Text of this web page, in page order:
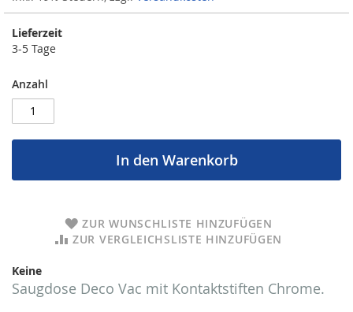
Lieferzeit
3-5 Tage
Anzahl
In den Warenkorb
ZUR WUNSCHLISTE HINZUFÜGEN
ZUR VERGLEICHSLISTE HINZUFÜGEN
Keine
Saugdose Deco Vac mit Kontaktstiften Chrome.